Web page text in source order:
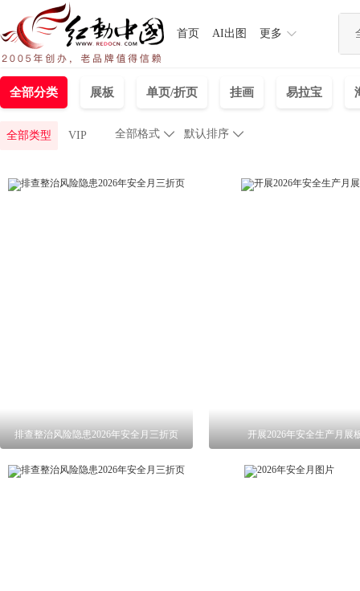
首页 AI出图 更多
全部分类 展板 单页/折页 挂画 易拉宝
全部类型 VIP 
全部格式 默认排序 
排查整治风险隐患2026年安全月三折页 开展2026年安全生产月展